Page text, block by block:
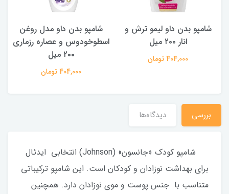
شامپو بدن داو لیمو ترش و
انار ۲۰۰ میل
404,000 تومان
شامپو بدن ‌داو مدل روغن
اسطوخودوس و عصاره رزماری
۲۰۰ میل
404,000 تومان
بررسي دیدگاه‌ها
شامپو کودک «جانسون» (Johnson) انتخابی ایدئال
برای بهداشت نوزادان و کودکان است. این شامپو ترکیباتی
متناسب با جنس پوست و موی نوزادان دارد. همچنین